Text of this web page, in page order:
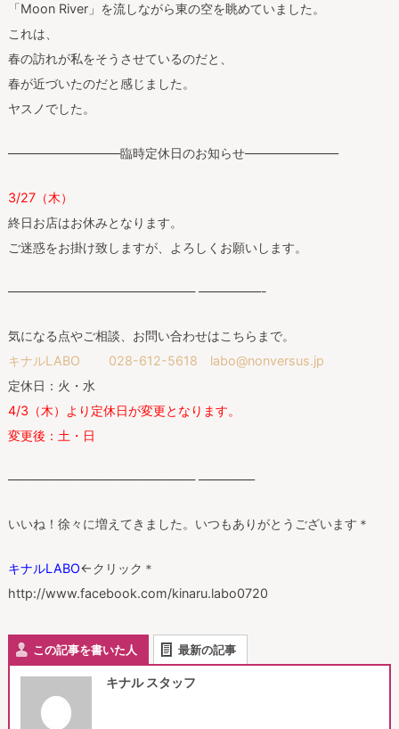
「Moon River」を流しながら東の空を眺めていました。
これは、
春の訪れが私をそうさせているのだと、
春が近づいたのだと感じました。
ヤスノでした。
—————————臨時定休日のお知らせ———————–
3/27（木）
終日お店はお休みとなります。
ご迷惑をお掛け致しますが、よろしくお願いします。
——————————————— —————-
気になる点やご相談、お問い合わせはこちらまで。
キナルLABO 028-612-5618 labo@nonversus.jp
定休日：火・水
4/3（木）より定休日が変更となります。
変更後：土・日
——————————————— ————–
いいね！徐々に増えてきました。いつもありがとうございます＊
キナルLABO←クリック＊
http://www.facebook.com/kinaru.labo0720
この記事を書いた人 最新の記事
キナル スタッフ